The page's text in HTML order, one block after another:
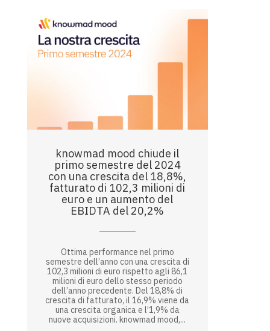
knowmad mood chiude il
primo semestre del 2024
con una crescita del 18,8%,
fatturato di 102,3 milioni di
euro e un aumento del
EBIDTA del 20,2%
Ottima performance nel primo
semestre dell’anno con una crescita di
102,3 milioni di euro rispetto agli 86,1
milioni di euro dello stesso periodo
dell’anno precedente. Del 18,8% di
crescita di fatturato, il 16,9% viene da
una crescita organica e l’1,9% da
nuove acquisizioni. knowmad mood,...